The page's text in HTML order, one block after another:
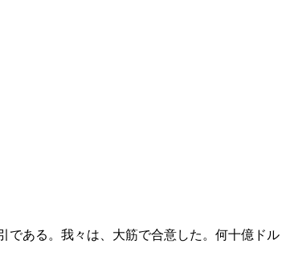
ある。我々は、大筋で合意した。何十億ドル